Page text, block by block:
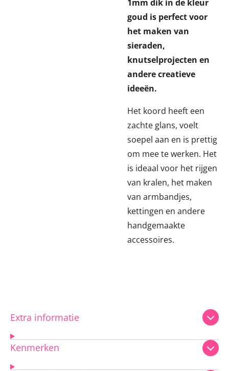
1mm dik in de kleur
goud is perfect voor
het maken van
sieraden,
knutselprojecten en
andere creatieve
ideeën.
Het koord heeft een
zachte glans, voelt
soepel aan en is prettig
om mee te werken. Het
is ideaal voor het rijgen
van kralen, het maken
van armbandjes,
kettingen en andere
handgemaakte
accessoires.
Extra informatie
Kenmerken